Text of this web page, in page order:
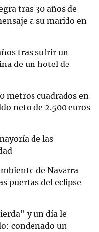
tras 30 años de
a su marido en
tras sufrir un
de un hotel de
metros cuadrados en
neto de 2.500 euros
de las
de Navarra
puertas del eclipse
y un día le
condenado un